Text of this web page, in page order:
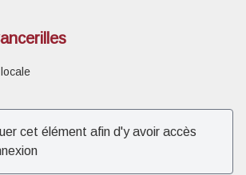
cet élément afin d'y avoir accès